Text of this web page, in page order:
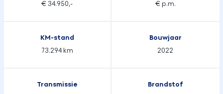
€ 34.950,- € p.m.
KM-stand
73.294 km
Bouwjaar
2022
Transmissie Brandstof